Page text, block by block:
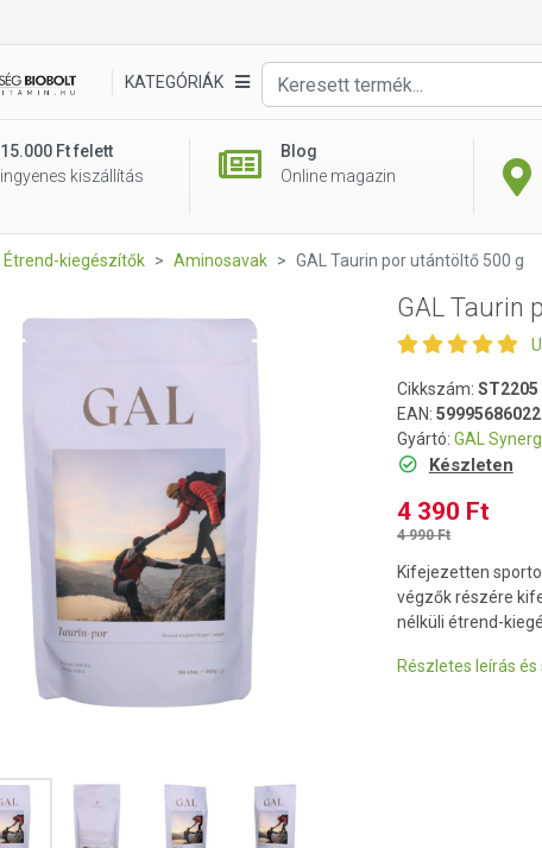
KATEGÓRIÁK
15.000 Ft felett
ingyenes kiszállítás
Blog
Online magazin
Étrend-kiegészítők Aminosavak GAL Taurin por utántöltő 500 g
GAL Taurin
Cikkszám: ST2205
EAN:
Gyártó: GAL
Készleten
4 390 Ft
4 990 Ft
Kifejezetten
végzők részére
nélküli étrend-
Részletes leírás